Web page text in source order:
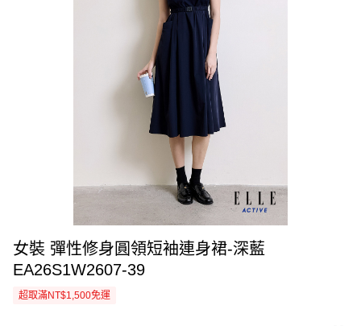
女裝 彈性修身圓領短袖連身裙-深藍
EA26S1W2607-39
超取滿NT$1,500免運